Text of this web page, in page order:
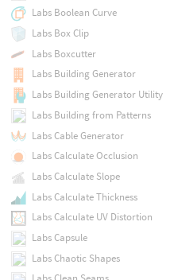
Labs Boolean Curve
Labs Box Clip
Labs Boxcutter
Labs Building Generator
Labs Building Generator Utility
Labs Building from Patterns
Labs Cable Generator
Labs Calculate Occlusion
Labs Calculate Slope
Labs Calculate Thickness
Labs Calculate UV Distortion
Labs Capsule
Labs Chaotic Shapes